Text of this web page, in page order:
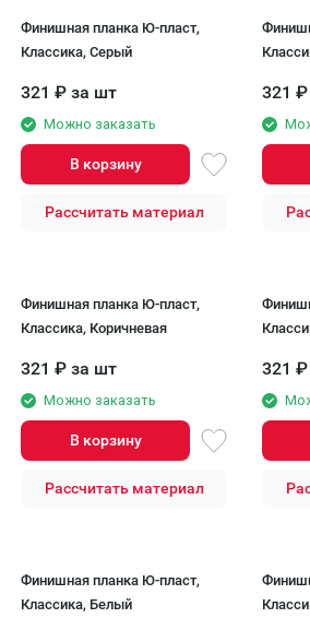
Финишная планка Ю-пласт,
Классика, Серый
321 ₽ за шт
Можно заказать
В корзину
Рассчитать материал
321 ₽
Финишная планка Ю-пласт,
Классика, Коричневая
321 ₽ за шт
Можно заказать
В корзину
Рассчитать материал
321 ₽
Финишная планка Ю-пласт,
Классика, Белый